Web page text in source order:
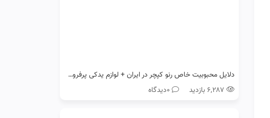
دلایل محبوبیت خاص رنو کپچر در ایران + لوازم یدکی پرفروش آن
۶,۲۸۷ بازدید
0دیدگاه